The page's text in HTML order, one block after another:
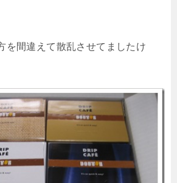
を間違えて散乱させてましたけ